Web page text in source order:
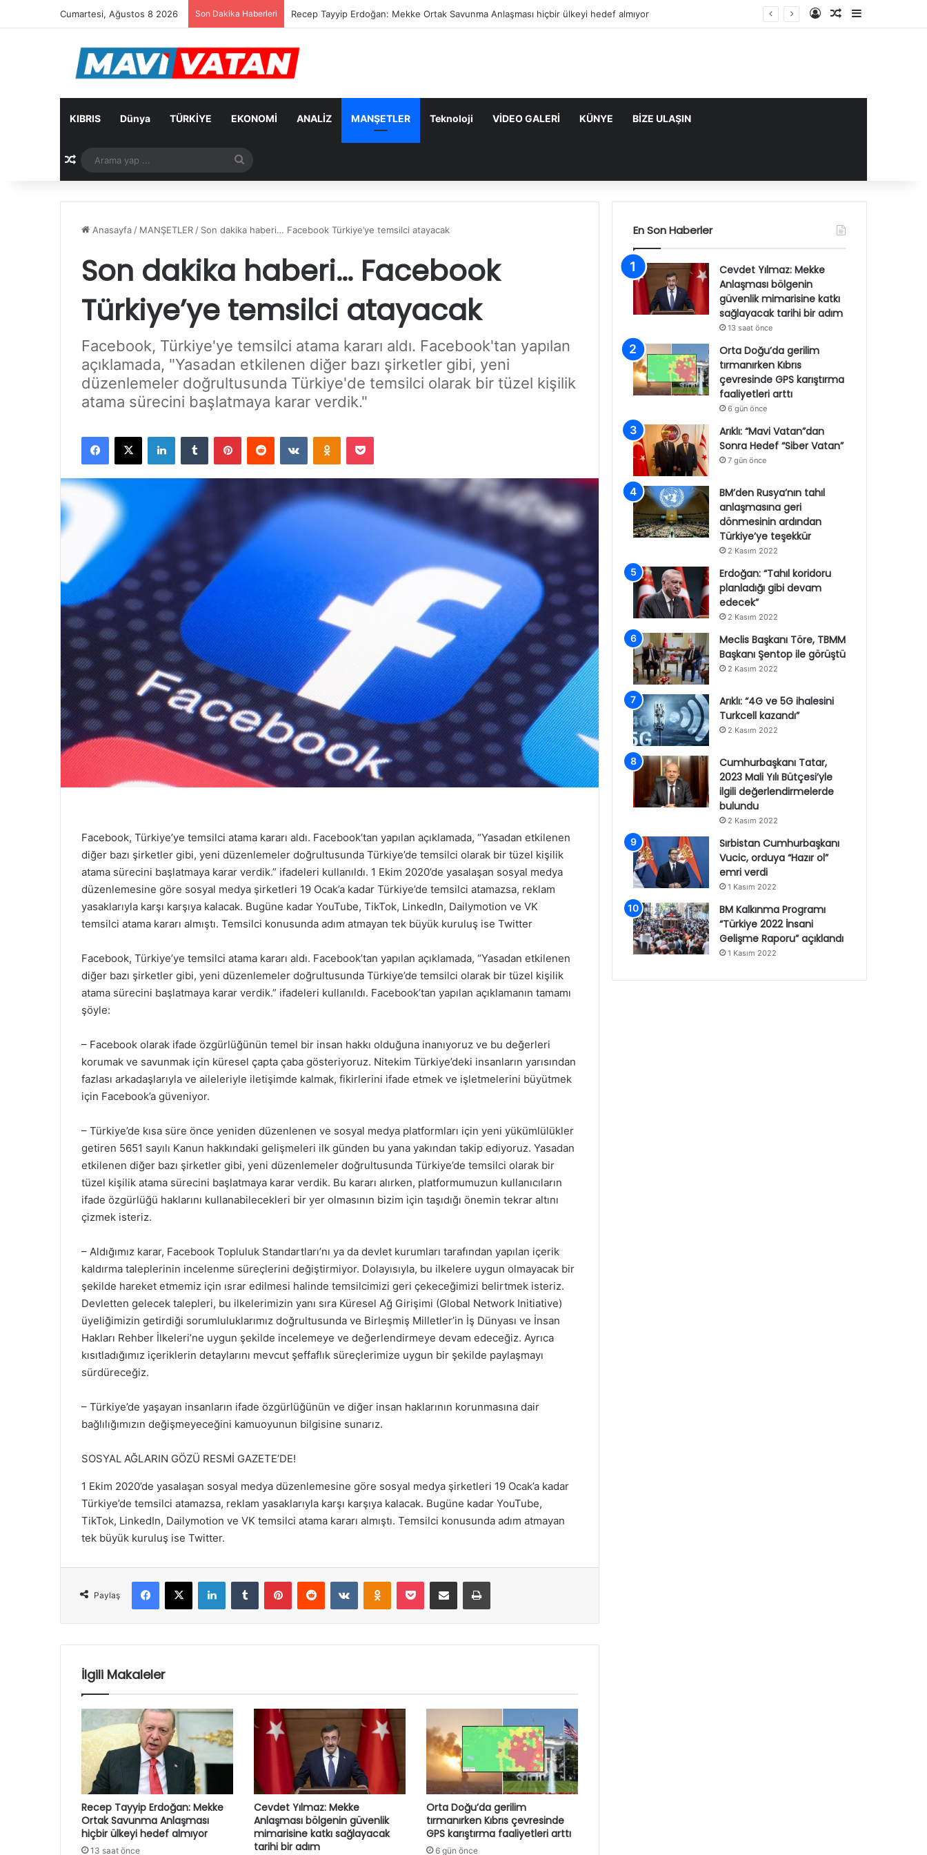
Cumartesi, Ağustos 8 2026 Son Dakika Haberleri Cevdet Yılmaz: Mekke Anlaşması bölgenin güvenlik mimarisine katkı sağlayacak tarihi bir adım Kayıt OlRastgele Makale
Kenar
KIBRIS Dünya TÜRKİYE EKONOMİ ANALİZ MANŞETLER Teknoloji VİDEO GALERİ KÜNYE BİZE ULAŞIN
Rastgele Makale
yap
Anasayfa / MANŞETLER / Son dakika haberi… Facebook Türkiye’ye temsilci atayacak
Son dakika haberi… Facebook
Türkiye’ye temsilci atayacak
Facebook, Türkiye'ye temsilci atama kararı aldı. Facebook'tan yapılan
açıklamada, "Yasadan etkilenen diğer bazı şirketler gibi, yeni
düzenlemeler doğrultusunda Türkiye'de temsilci olarak bir tüzel kişilik
atama sürecini başlatmaya karar verdik."
Facebook
X LinkedInTumblr PinterestReddit VKontakteOdnoklassniki
Pocket
Facebook, Türkiye’ye temsilci atama kararı aldı. Facebook’tan yapılan açıklamada, “Yasadan etkilenen
diğer bazı şirketler gibi, yeni düzenlemeler doğrultusunda Türkiye’de temsilci olarak bir tüzel kişilik
atama sürecini başlatmaya karar verdik.” ifadeleri kullanıldı. 1 Ekim 2020’de yasalaşan sosyal medya
düzenlemesine göre sosyal medya şirketleri 19 Ocak’a kadar Türkiye’de temsilci atamazsa, reklam
yasaklarıyla karşı karşıya kalacak. Bugüne kadar YouTube, TikTok, LinkedIn, Dailymotion ve VK
temsilci atama kararı almıştı. Temsilci konusunda adım atmayan tek büyük kuruluş ise Twitter
Facebook, Türkiye’ye temsilci atama kararı aldı. Facebook’tan yapılan açıklamada, “Yasadan etkilenen
diğer bazı şirketler gibi, yeni düzenlemeler doğrultusunda Türkiye’de temsilci olarak bir tüzel kişilik
atama sürecini başlatmaya karar verdik.” ifadeleri kullanıldı. Facebook’tan yapılan açıklamanın tamamı
şöyle:
– Facebook olarak ifade özgürlüğünün temel bir insan hakkı olduğuna inanıyoruz ve bu değerleri
korumak ve savunmak için küresel çapta çaba gösteriyoruz. Nitekim Türkiye’deki insanların yarısından
fazlası arkadaşlarıyla ve aileleriyle iletişimde kalmak, fikirlerini ifade etmek ve işletmelerini büyütmek
için Facebook’a güveniyor.
– Türkiye’de kısa süre önce yeniden düzenlenen ve sosyal medya platformları için yeni yükümlülükler
getiren 5651 sayılı Kanun hakkındaki gelişmeleri ilk günden bu yana yakından takip ediyoruz. Yasadan
etkilenen diğer bazı şirketler gibi, yeni düzenlemeler doğrultusunda Türkiye’de temsilci olarak bir
tüzel kişilik atama sürecini başlatmaya karar verdik. Bu kararı alırken, platformumuzun kullanıcıların
ifade özgürlüğü haklarını kullanabilecekleri bir yer olmasının bizim için taşıdığı önemin tekrar altını
çizmek isteriz.
– Aldığımız karar, Facebook Topluluk Standartları’nı ya da devlet kurumları tarafından yapılan içerik
kaldırma taleplerinin incelenme süreçlerini değiştirmiyor. Dolayısıyla, bu ilkelere uygun olmayacak bir
şekilde hareket etmemiz için ısrar edilmesi halinde temsilcimizi geri çekeceğimizi belirtmek isteriz.
Devletten gelecek talepleri, bu ilkelerimizin yanı sıra Küresel Ağ Girişimi (Global Network Initiative)
üyeliğimizin getirdiği sorumluluklarımız doğrultusunda ve Birleşmiş Milletler’in İş Dünyası ve İnsan
Hakları Rehber İlkeleri’ne uygun şekilde incelemeye ve değerlendirmeye devam edeceğiz. Ayrıca
kısıtladığımız içeriklerin detaylarını mevcut şeffaflık süreçlerimize uygun bir şekilde paylaşmayı
sürdüreceğiz.
– Türkiye’de yaşayan insanların ifade özgürlüğünün ve diğer insan haklarının korunmasına dair
bağlılığımızın değişmeyeceğini kamuoyunun bilgisine sunarız.
SOSYAL AĞLARIN GÖZÜ RESMİ GAZETE’DE!
1 Ekim 2020’de yasalaşan sosyal medya düzenlemesine göre sosyal medya şirketleri 19 Ocak’a kadar
Türkiye’de temsilci atamazsa, reklam yasaklarıyla karşı karşıya kalacak. Bugüne kadar YouTube,
TikTok, LinkedIn, Dailymotion ve VK temsilci atama kararı almıştı. Temsilci konusunda adım atmayan
tek büyük kuruluş ise Twitter.
Paylaş
Facebook
X LinkedInTumblr PinterestReddit VKontakteOdnoklassniki
Pocket E-Posta ile paylaş Yazdır
İlgili Makaleler
Recep Tayyip Erdoğan: Mekke
Ortak Savunma Anlaşması
hiçbir ülkeyi hedef almıyor
13 saat önce
Cevdet Yılmaz: Mekke
Anlaşması bölgenin güvenlik
mimarisine katkı sağlayacak
tarihi bir adım
Orta Doğu’da gerilim
tırmanırken Kıbrıs çevresinde
GPS karıştırma faaliyetleri arttı
6 gün önce
En Son Haberler
Cevdet Yılmaz: Mekke
Anlaşması bölgenin
güvenlik mimarisine katkı
sağlayacak tarihi bir adım
13 saat önce
Orta Doğu’da gerilim
tırmanırken Kıbrıs
çevresinde GPS karıştırma
faaliyetleri arttı
6 gün önce
Arıklı: “Mavi Vatan”dan
Sonra Hedef “Siber Vatan”
7 gün önce
BM’den Rusya’nın tahıl
anlaşmasına geri
dönmesinin ardından
Türkiye’ye teşekkür
2 Kasım 2022
Erdoğan: “Tahıl koridoru
planladığı gibi devam
edecek”
2 Kasım 2022
Meclis Başkanı Töre, TBMM
Başkanı Şentop ile görüştü
2 Kasım 2022
Arıklı: “4G ve 5G ihalesini
Turkcell kazandı”
2 Kasım 2022
Cumhurbaşkanı Tatar,
2023 Mali Yılı Bütçesi’yle
ilgili değerlendirmelerde
bulundu
2 Kasım 2022
Sırbistan Cumhurbaşkanı
Vucic, orduya “Hazır ol”
emri verdi
1 Kasım 2022
BM Kalkınma Programı
“Türkiye 2022 İnsani
Gelişme Raporu” açıklandı
1 Kasım 2022